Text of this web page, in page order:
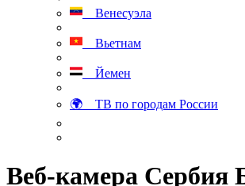
Венесуэла
Вьетнам
Йемен
🌍 ТВ по городам России
Веб-камера Сербия